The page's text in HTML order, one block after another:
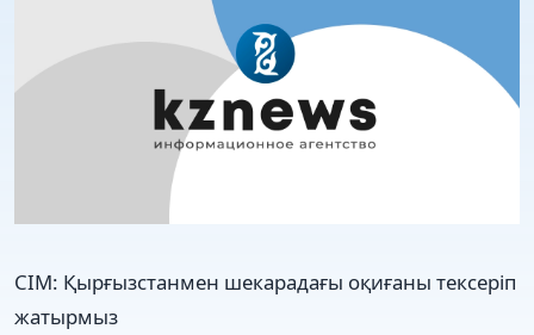
СІМ: Қырғызстанмен шекарадағы оқиғаны тексеріп
жатырмыз